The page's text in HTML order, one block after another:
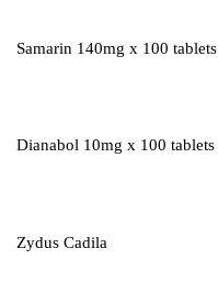
Samarin 140mg x 100 tablets
Dianabol 10mg x 100 tablets
Zydus Cadila